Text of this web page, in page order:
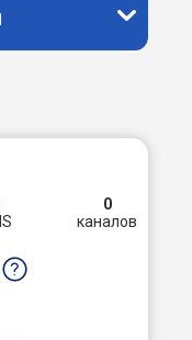
0
каналов